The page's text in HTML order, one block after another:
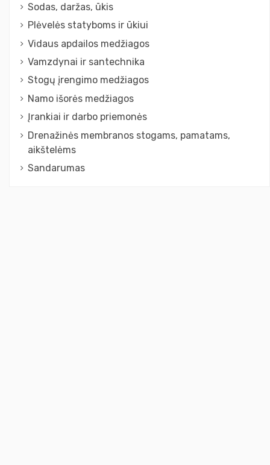
Sodas, daržas, ūkis
Plėvelės statyboms ir ūkiui
Vidaus apdailos medžiagos
Vamzdynai ir santechnika
Stogų įrengimo medžiagos
Namo išorės medžiagos
Įrankiai ir darbo priemonės
Drenažinės membranos stogams, pamatams,
aikštelėms
Sandarumas